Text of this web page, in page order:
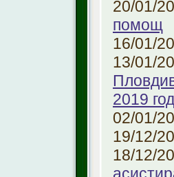
20/01/
помощ
16/01/
13/01/
2019
02/01/
19/12/
18/12/